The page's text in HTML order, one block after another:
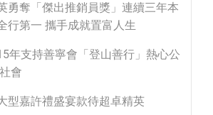
勇奪「傑出推銷員獎」連續三年本
行第一 攜手成就置富人生
年支持善寧會「登山善行」熱心公
會
型嘉許禮盛宴款待超卓精英